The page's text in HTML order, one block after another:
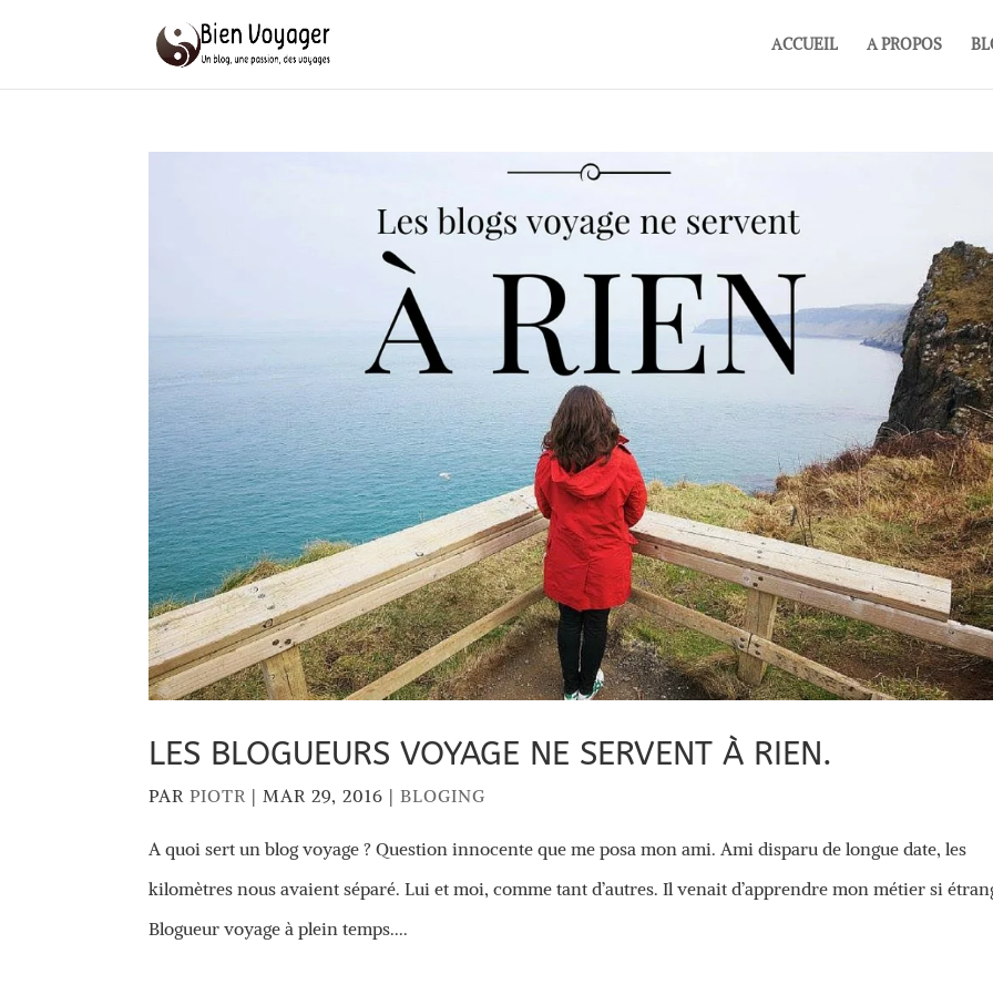
ACCUEIL A PROPOS
LES BLOGUEURS VOYAGE NE SERVENT À RIEN.
PARPIOTR | MAR 29, 2016 |BLOGING
A quoi sert un blog voyage ? Question innocente que me posa mon ami. Ami disparu de longue date, les
kilomètres nous avaient séparé. Lui et moi, comme tant d’autres. Il venait d’apprendre mon métier si
Blogueur voyage à plein temps....